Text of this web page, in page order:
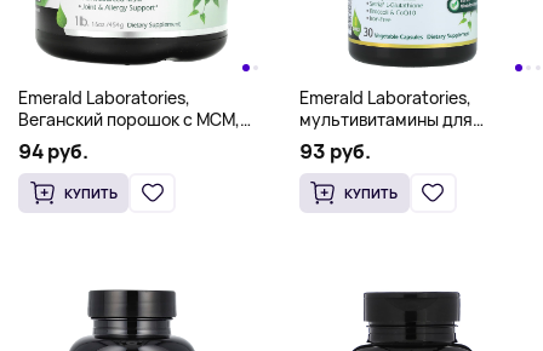
Emerald Laboratories,
Веганский порошок с МСМ,
454 г (1 фунт)
94 руб.
КУПИТЬ
Emerald Laboratories,
мультивитамины для
женщин старше 45 лет, 1 раз
в день, 30 растительных
капсул
93 руб.
КУПИТЬ